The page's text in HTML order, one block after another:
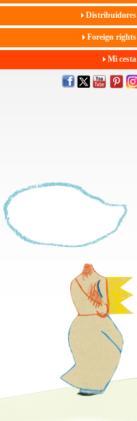
Distribuidores
Foreign rights
Mi cesta